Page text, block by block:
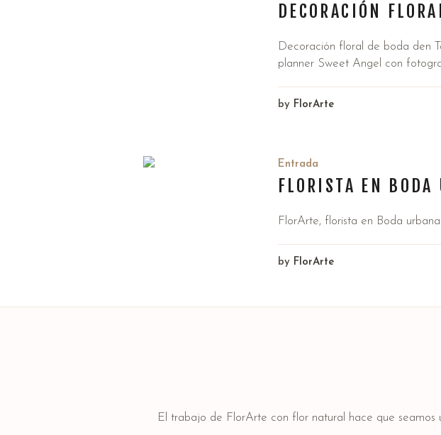
DECORACIÓN
Decoración floral de boda den
planner Sweet Angel con
by FlorArte
Entrada
FLORISTA EN
FlorArte, florista en Boda
by FlorArte
El trabajo de FlorArte con flor natural hace que